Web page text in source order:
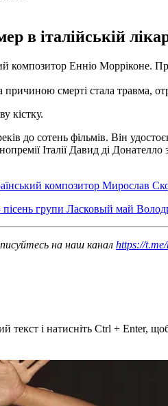
в італійській
композитор Енніо Морріконе.
причиною смерті стала травма,
кістку.
до сотень фільмів. Він
Італії Давид ді
композитор Мирослав
пісень групи Ласковый май
на наш канал https://
текст і натисніть Ctrl + Enter,